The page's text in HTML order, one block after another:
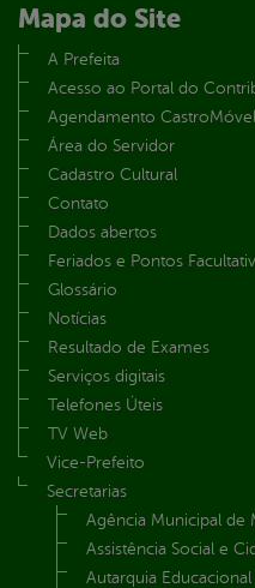
Mapa do Site
A Prefeita
Acesso ao Portal do
Agendamento CastroMóvel
Área do Servidor
Cadastro Cultural
Contato
Dados abertos
Feriados e Pontos
Glossário
Notícias
Resultado de Exames
Serviços digitais
Telefones Úteis
TV Web
Vice-Prefeito
Secretarias
Agência Municipal de
Assistência Social e
Autarquia Educacional